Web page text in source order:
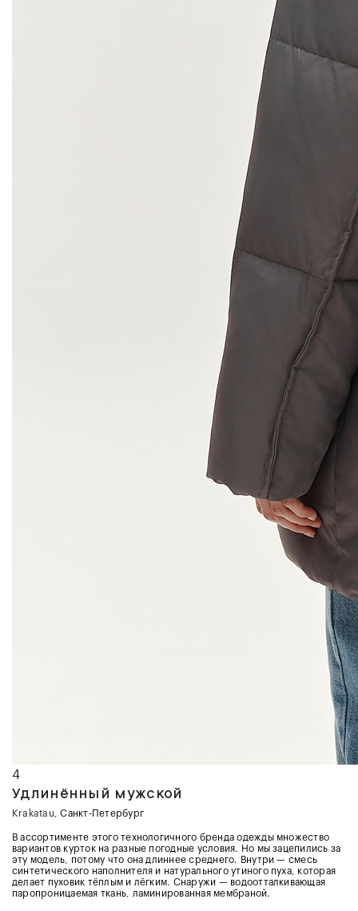
4
Удлинённый мужской
Krakatau, Санкт-Петербург
В ассортименте этого технологичного бренда одежды множество
вариантов курток на разные погодные условия. Но мы зацепились за
эту модель, потому что она длиннее среднего. Внутри — смесь
синтетического наполнителя и натурального утиного пуха, которая
делает пуховик тёплым и лёгким. Снаружи — водоотталкивающая
паропроницаемая ткань, ламинированная мембраной.